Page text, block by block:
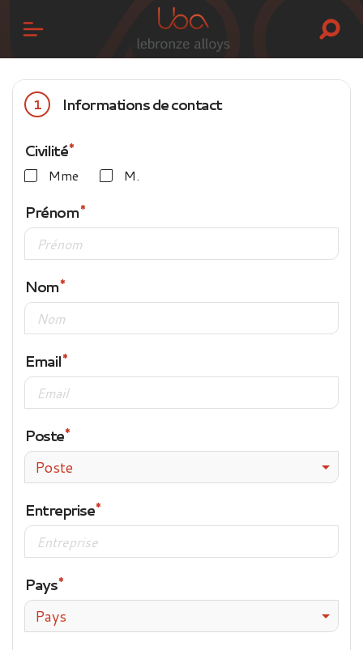
1 Informations de contact
Civilité
Mme M.
Prénom
Nom
Email
Poste
Poste
Entreprise
Pays
Pays